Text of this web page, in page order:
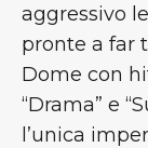
aggressivo
pronte a far
Dome con
“Drama” e
l’unica